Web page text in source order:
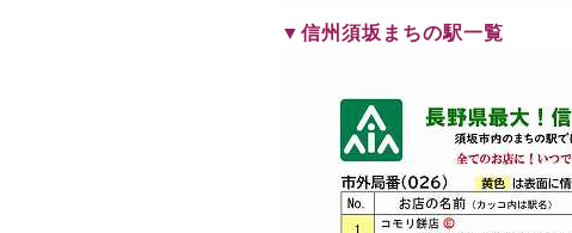
▼信州須坂まちの駅一覧